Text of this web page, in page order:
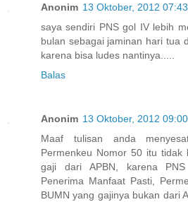
Anonim 13 Oktober, 2012 07:43
saya sendiri PNS gol IV lebih
bulan sebagai jaminan hari tua
karena bisa ludes nantinya.....
Balas
Anonim 13 Oktober, 2012 09:00
Maaf tulisan anda
Permenkeu Nomor 50 itu tidak
gaji dari APBN, karena
Penerima Manfaat Pasti,
BUMN yang gajinya bukan dari